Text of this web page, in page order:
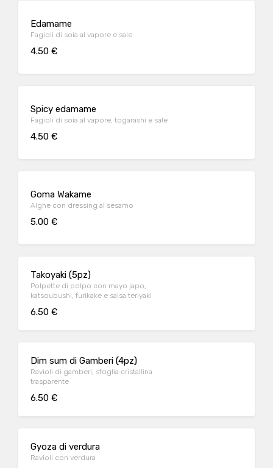
Edamame
Fagioli di soia al vapore e sale
4.50 €
Spicy edamame
Fagioli di soia al vapore, togarashi e sale
4.50 €
Goma Wakame
Alghe con dressing al sesamo
5.00 €
Takoyaki (5pz)
Polpette di polpo con mayo japo,
katsoubushi, furikake e salsa teriyaki
6.50 €
Dim sum di Gamberi (4pz)
Ravioli di gamberi, sfoglia cristallina
trasparente
6.50 €
Gyoza di verdura
Ravioli con verdura